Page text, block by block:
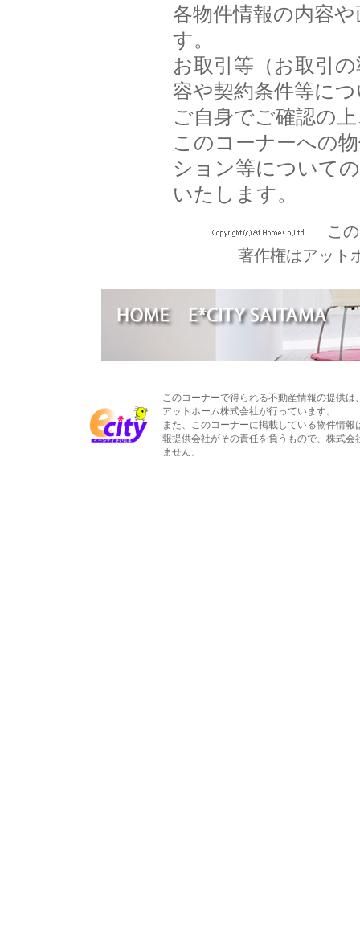
各物件情報の内容
す。
お取引等（お取引
容や契約条件等に
ご自身でご確認の
このコーナーへの
ション等について
いたします。
こ
著作権はアット